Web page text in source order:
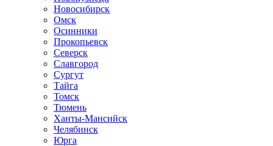
Новосибирск
Омск
Осинники
Прокопьевск
Северск
Славгород
Сургут
Тайга
Томск
Тюмень
Ханты-Мансийск
Челябинск
Юрга